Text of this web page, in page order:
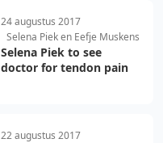
24 augustus 2017
Selena Piek en Eefje Muskens
Selena Piek to see
doctor for tendon pain
22 augustus 2017